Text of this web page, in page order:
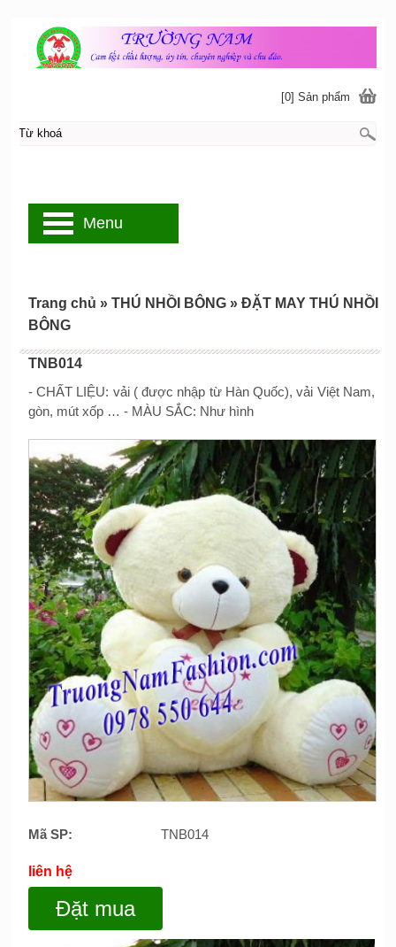
TNB014
- CHẤT LIỆU: vải ( được nhập từ Hàn Quốc), vải Việt Nam,
gòn, mút xốp … - MÀU SẮC: Như hình
Mã SP: TNB014
liên hệ
Đặt mua
Trang chủ » THÚ NHỒI BÔNG » ĐẶT MAY THÚ NHỒI
BÔNG
[0] Sản phẩm
Menu